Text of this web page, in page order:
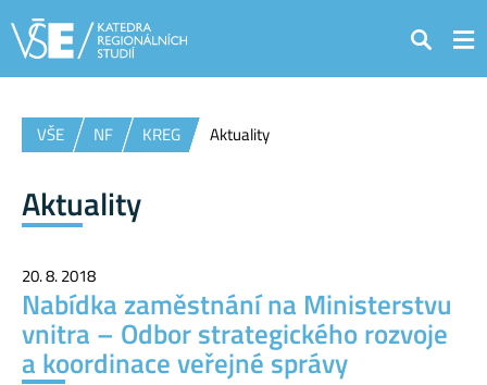
Hledat
VŠE NF KREG Aktuality
Aktuality
20. 8. 2018
Nabídka zaměstnání na Ministerstvu
vnitra – Odbor strategického rozvoje
a koordinace veřejné správy